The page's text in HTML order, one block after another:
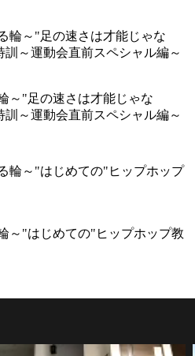
～"足の速さは才能じゃな
～運動会直前スペシャル編～
～"はじめての"ヒップホップ教